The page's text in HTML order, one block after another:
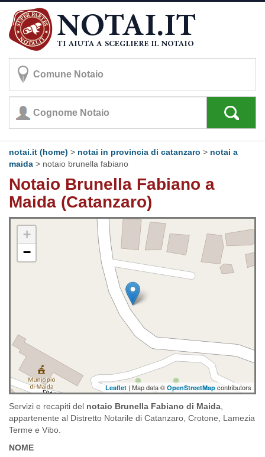
notai.it (home) > notai in provincia di catanzaro > notai a
maida > notaio brunella fabiano
Notaio Brunella Fabiano a
Maida (Catanzaro)
+
−
Leaflet | Map data © OpenStreetMap contributors
Servizi e recapiti del notaio Brunella Fabiano di Maida
appartenente al Distretto Notarile di Catanzaro, Crotone, Lamezia
Terme e Vibo.
NOME